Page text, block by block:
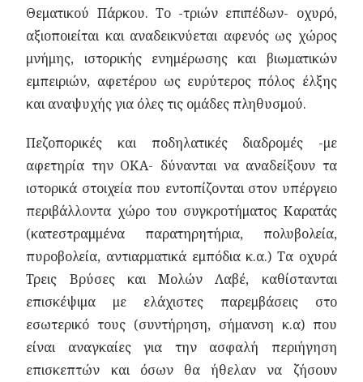
Θεματικού Πάρκου. Το -τριών επιπέδων- οχυρό,
αξιοποιείται και αναδεικνύεται αφενός ως χώρος
μνήμης, ιστορικής ενημέρωσης και βιωματικών
εμπειριών, αφετέρου ως ευρύτερος πόλος έλξης
και αναψυχής για όλες τις ομάδες πληθυσμού.
Πεζοπορικές και ποδηλατικές διαδρομές -με
αφετηρία την ΟΚΑ- δύνανται να αναδείξουν τα
ιστορικά στοιχεία που εντοπίζονται στον υπέργειο
περιβάλλοντα χώρο του συγκροτήματος Καρατάς
(κατεστραμμένα παρατηρητήρια, πολυβολεία,
πυροβολεία, αντιαρματικά εμπόδια κ.α.) Τα οχυρά
Τρεις Βρύσες και Μολών Λαβέ, καθίστανται
επισκέψιμα με ελάχιστες παρεμβάσεις στο
εσωτερικό τους (συντήρηση, σήμανση κ.α) που
είναι αναγκαίες για την ασφαλή περιήγηση
επισκεπτών και όσων θα ήθελαν να ζήσουν